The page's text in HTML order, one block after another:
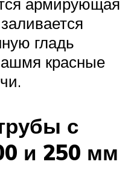
гладь
красные
с
и 250 мм